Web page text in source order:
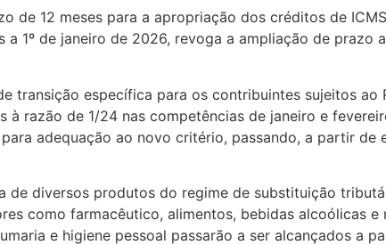
de 12 meses para a apropriação dos créditos de
1º de janeiro de 2026, revoga a ampliação de
transição específica para os contribuintes sujeitos
à razão de 1/24 nas competências de janeiro e
adequação ao novo critério, passando, a partir
diversos produtos do regime de substituição
como farmacêutico, alimentos, bebidas alcoólicas
e higiene pessoal passarão a ser alcançados a